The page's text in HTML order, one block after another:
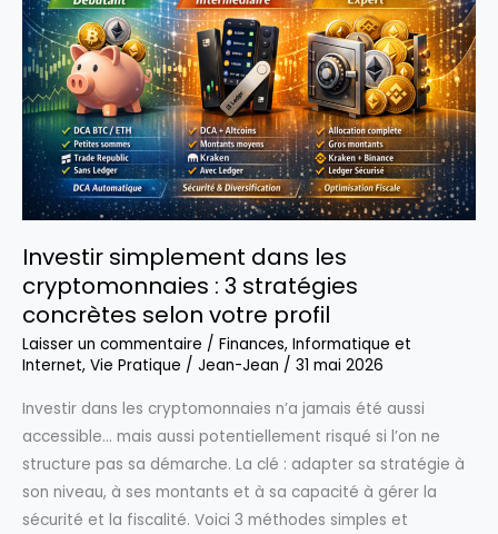
vitres
2026
:
le
guide
complet
pour
des
impeccables
Investir simplement dans les
cryptomonnaies : 3 stratégies
concrètes selon votre profil
Laisser un commentaire / Finances, Informatique et
Internet, Vie Pratique / Jean-Jean / 31 mai 2026
Investir dans les cryptomonnaies n’a jamais été aussi
accessible… mais aussi potentiellement risqué si l’on ne
structure pas sa démarche. La clé : adapter sa stratégie à
son niveau, à ses montants et à sa capacité à gérer la
sécurité et la fiscalité. Voici 3 méthodes simples et